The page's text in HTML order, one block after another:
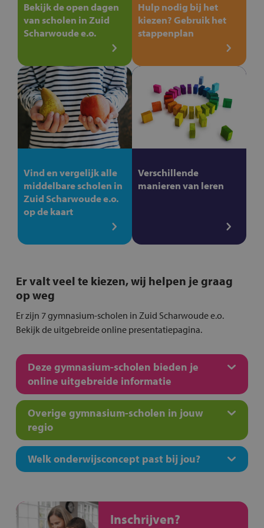
Bekijk de open dagen
van scholen in Zuid
Scharwoude e.o.
Hulp nodig bij het
kiezen? Gebruik het
stappenplan
Vind en vergelijk alle
middelbare scholen in
Zuid Scharwoude e.o.
op de kaart
Verschillende
manieren van leren
Er valt veel te kiezen, wij helpen je graag
op weg
Er zijn 7 gymnasium-scholen in Zuid Scharwoude e.o.
Bekijk de uitgebreide online presentatiepagina.
Deze gymnasium-scholen bieden je
online uitgebreide informatie
Overige gymnasium-scholen in jouw
regio
Welk onderwijsconcept past bij jou?
Inschrijven?